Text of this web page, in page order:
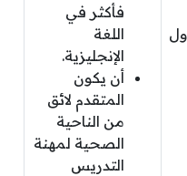
فأكثر في
اللغة
الإنجليزية.
أن يكون
المتقدم لائق
من الناحية
الصحية لمهنة
التدريس